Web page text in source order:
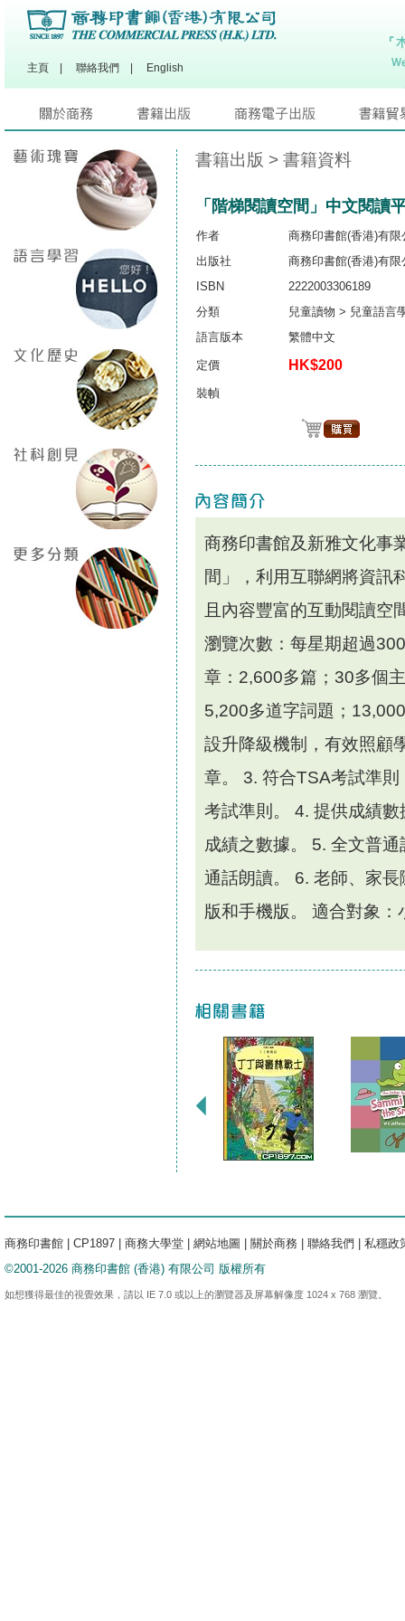
主頁 聯絡我們 English
書籍出版 > 書籍資料
「階梯閱讀空間」中文閱讀
作者
商務印書館(香港)有限
出版社
商務印書館(香港)有限
ISBN
2222003306189
分類
兒童讀物 > 兒童語言
語言版本
繁體中文
定價 HK$200
裝幀
商務印書館及新雅文化事
間」，利用互聯網將資訊
且內容豐富的互動閱讀空
瀏覽次數：每星期超過
章：2,600多篇；30多個
5,200多道字詞題；
設升降級機制，有效照顧
章。 3. 符合TSA考試準
考試準則。 4. 提供成績
成績之數據。 5. 全文普
通話朗讀。 6. 老師、家
版和手機版。 適合對象：
商務印書館 CP1897 商務大學堂 網站地圖 關於商務 聯絡我們
私穩政
©2001-2026 商務印書館 (香港) 有限公司 版權所有
如想獲得最佳的視覺效果，請以 IE 7.0 或以上的瀏覽器及屏幕解像度 1024 x 768 瀏覽。